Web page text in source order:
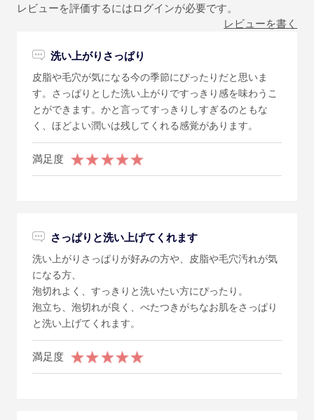
レビューを評価するにはログインが必要です。
レビューを書く
洗い上がりさっぱり
皮脂や毛穴が気になる今の季節にぴったりだと思いま
す。さっぱりとした洗い上がりですっきり感を味わうこ
とができます。かと言ってすっきりしすぎるのともな
く、ほどよい潤いは残してくれる感覚があります。
満足度
さっぱりと洗い上げてくれます
洗い上がりさっぱりが好みの方や、皮脂や毛穴汚れが気
になる方、
泡切れよく、すっきりと洗いたい方にぴったり。
泡立ち、泡切れが良く、べたつきがちなお肌をさっぱり
と洗い上げてくれます。
満足度